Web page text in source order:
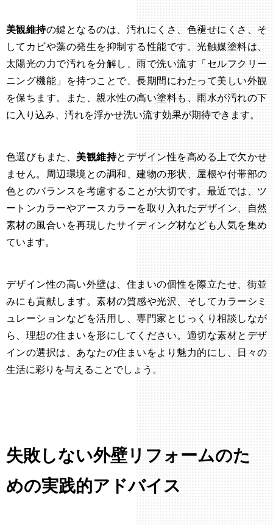
美観維持の鍵となるのは、汚れにくさ、色褪せにくさ、そ
してカビや藻の発生を抑制する性能です。光触媒塗料は、
太陽光の力で汚れを分解し、雨で洗い流す「セルフクリー
ニング機能」を持つことで、長期間にわたって美しい外観
を保ちます。また、親水性の高い塗料も、雨水が汚れの下
に入り込み、汚れを浮かせ洗い流す効果が期待できます。
色選びもまた、 美観維持とデザイン性を高める上で欠かせ
ません。周辺環境との調和、建物の形状、屋根や付帯部の
色とのバランスを考慮することが大切です。最近では、ツ
ートンカラーやアースカラーを取り入れたデザイン、自然
素材の風合いを再現したサイディング材なども人気を集め
ています。
デザイン性の高い外壁は、住まいの個性を際立たせ、街並
みにも貢献します。素材の質感や光沢、そしてカラーシミ
ュレーションなどを活用し、専門家とじっくり相談しなが
ら、理想の住まいを形にしてください。適切な素材とデザ
インの選択は、あなたの住まいをより魅力的にし、日々の
生活に彩りを与えることでしょう。
失敗しない外壁リフォームのた
めの実践的アドバイス